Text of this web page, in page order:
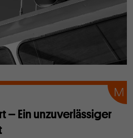
– Ein unzuverlässiger